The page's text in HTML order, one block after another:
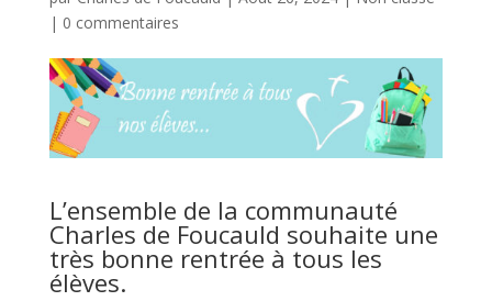
| 0 commentaires
L’ensemble de la communauté
Charles de Foucauld souhaite une
très bonne rentrée à tous les
élèves.